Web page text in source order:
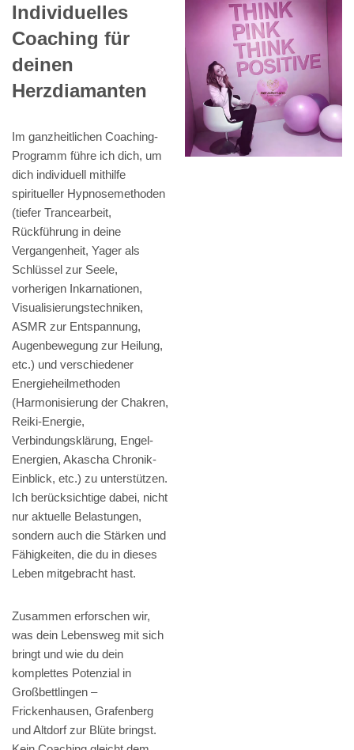
Individuelles
Coaching für
deinen
Herzdiamanten
Im ganzheitlichen Coaching-
Programm führe ich dich, um
dich individuell mithilfe
spiritueller Hypnosemethoden
(tiefer Trancearbeit,
Rückführung in deine
Vergangenheit, Yager als
Schlüssel zur Seele,
vorherigen Inkarnationen,
Visualisierungstechniken,
ASMR zur Entspannung,
Augenbewegung zur Heilung,
etc.) und verschiedener
Energieheilmethoden
(Harmonisierung der Chakren,
Reiki-Energie,
Verbindungsklärung, Engel-
Energien, Akascha Chronik-
Einblick, etc.) zu unterstützen.
Ich berücksichtige dabei, nicht
nur aktuelle Belastungen,
sondern auch die Stärken und
Fähigkeiten, die du in dieses
Leben mitgebracht hast.
Zusammen erforschen wir,
was dein Lebensweg mit sich
bringt und wie du dein
komplettes Potenzial in
Großbettlingen –
Frickenhausen, Grafenberg
und Altdorf zur Blüte bringst.